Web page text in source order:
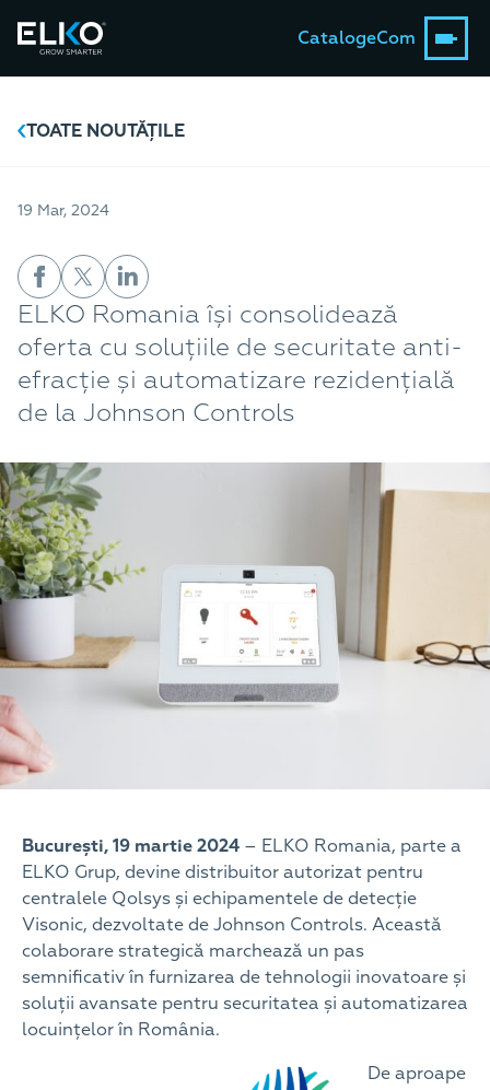
CatalogeCom
TOATE NOUTĂȚILE
19 Mar, 2024
ELKO Romania își consolidează
oferta cu soluțiile de securitate anti-
efracție și automatizare rezidențială
de la Johnson Controls
București, 19 martie 2024 – ELKO Romania, parte a
ELKO Grup, devine distribuitor autorizat pentru
centralele Qolsys și echipamentele de detecție
Visonic, dezvoltate de Johnson Controls. Această
colaborare strategică marchează un pas
semnificativ în furnizarea de tehnologii inovatoare și
soluții avansate pentru securitatea și automatizarea
locuințelor în România.
De aproape